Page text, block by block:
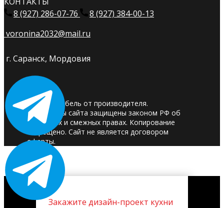
8 (927) 286-07-76
8 (927) 384-00-13
voronina2032@mail.ru
г. Саранск, Мордовия
© 2025. Мебель от производителя.
Материалы сайта защищены законом РФ об
авторских и смежных правах. Копирование
запрещено. Сайт не является договором
оферты.
Закажите дизайн-проект кухни